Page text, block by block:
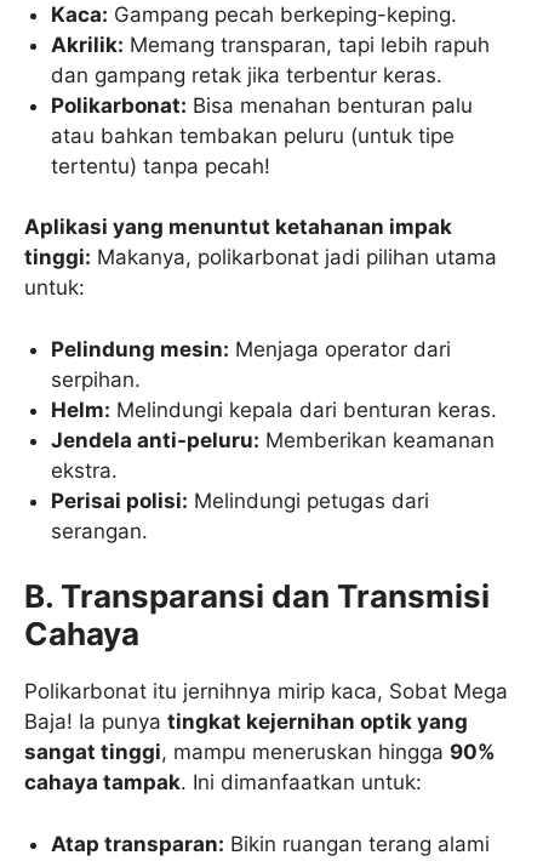
Kaca: Gampang pecah berkeping-keping.
Akrilik: Memang transparan, tapi lebih rapuh
dan gampang retak jika terbentur keras.
Polikarbonat: Bisa menahan benturan palu
atau bahkan tembakan peluru (untuk tipe
tertentu) tanpa pecah!
Aplikasi yang menuntut ketahanan impak
tinggi: Makanya, polikarbonat jadi pilihan utama
untuk:
Pelindung mesin: Menjaga operator dari
serpihan.
Helm: Melindungi kepala dari benturan keras.
Jendela anti-peluru: Memberikan keamanan
ekstra.
Perisai polisi: Melindungi petugas dari
serangan.
B. Transparansi dan Transmisi
Cahaya
Polikarbonat itu jernihnya mirip kaca, Sobat Mega
Baja! Ia punya tingkat kejernihan optik yang
sangat tinggi, mampu meneruskan hingga 90%
cahaya tampak. Ini dimanfaatkan untuk:
Atap transparan: Bikin ruangan terang alami